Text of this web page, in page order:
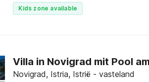
Kids zone available
Villa in Novigrad mit Pool
Novigrad, Istria, Istrië - vasteland